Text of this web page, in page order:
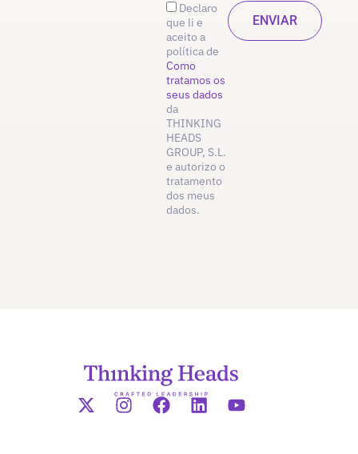
Declaro
que li e
aceito a
política de
Como
tratamos os
seus dados
da
THINKING
HEADS
GROUP, S.L.
e autorizo o
tratamento
dos meus
dados.